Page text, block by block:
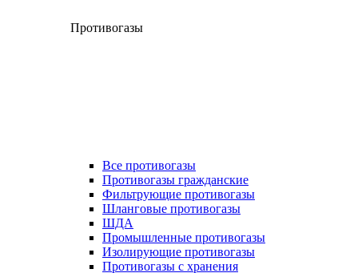
Противогазы
Все противогазы
Противогазы гражданские
Фильтрующие противогазы
Шланговые противогазы
ШДА
Промышленные противогазы
Изолирующие противогазы
Противогазы с хранения